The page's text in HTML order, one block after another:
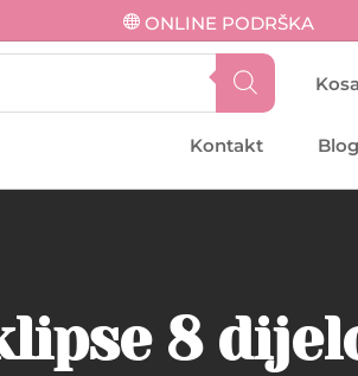
ONLINE PODRŠKA
Kosa
Kontakt Blog
8